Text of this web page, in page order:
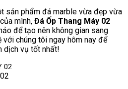
sản phẩm đá marble vừa đẹp vừa
mình, Đá Ốp Thang Máy 02
để tạo nên không gian sang
với chúng tôi ngay hôm nay để
dịch vụ tốt nhất!